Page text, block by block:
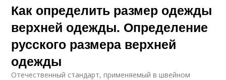
Как определить размер одежды
верхней одежды. Определение
русского размера верхней
одежды
Отечественный стандарт, применяемый в швейном